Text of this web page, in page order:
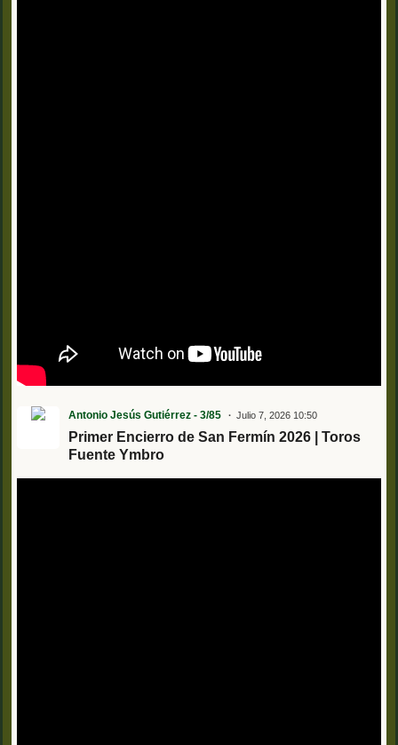
Antonio Jesús Gutiérrez - 3/85 Julio 7, 2026 10:50
Primer Encierro de San Fermín 2026 | Toros
Fuente Ymbro